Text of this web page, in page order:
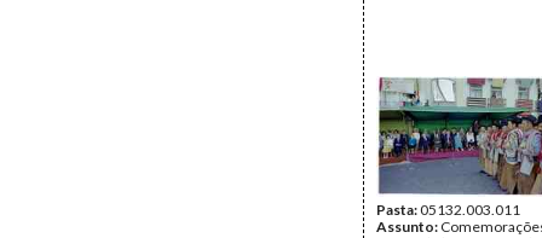
Página(s):26
Pasta:05132.003.011
Assunto: